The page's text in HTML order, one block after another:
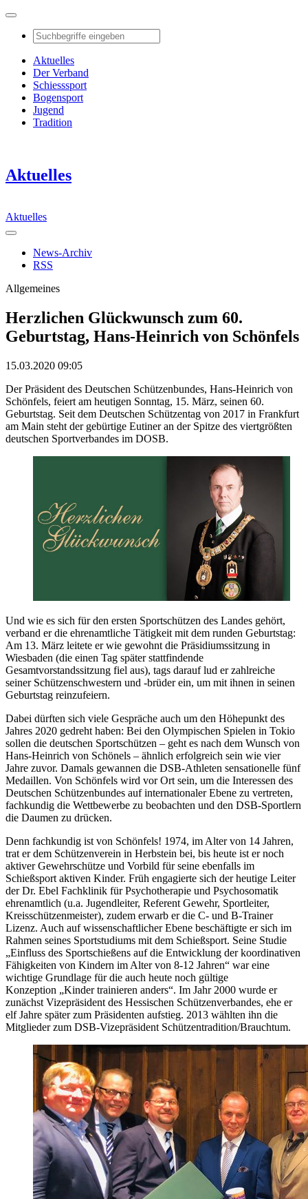
Aktuelles
Der Verband
Schiesssport
Bogensport
Jugend
Tradition
Aktuelles
Aktuelles
News-Archiv
RSS
Allgemeines
Herzlichen Glückwunsch zum 60.
Geburtstag, Hans-Heinrich von Schönfels
15.03.2020 09:05
Der Präsident des Deutschen Schützenbundes, Hans-Heinrich von
Schönfels, feiert am heutigen Sonntag, 15. März, seinen 60.
Geburtstag. Seit dem Deutschen Schützentag von 2017 in Frankfurt
am Main steht der gebürtige Eutiner an der Spitze des viertgrößten
deutschen Sportverbandes im DOSB.
Und wie es sich für den ersten Sportschützen des Landes gehört,
verband er die ehrenamtliche Tätigkeit mit dem runden Geburtstag:
Am 13. März leitete er wie gewohnt die Präsidiumssitzung in
Wiesbaden (die einen Tag später stattfindende
Gesamtvorstandssitzung fiel aus), tags darauf lud er zahlreiche
seiner Schützenschwestern und -brüder ein, um mit ihnen in seinen
Geburtstag reinzufeiern.
Dabei dürften sich viele Gespräche auch um den Höhepunkt des
Jahres 2020 gedreht haben: Bei den Olympischen Spielen in Tokio
sollen die deutschen Sportschützen – geht es nach dem Wunsch von
Hans-Heinrich von Schönels – ähnlich erfolgreich sein wie vier
Jahre zuvor. Damals gewannen die DSB-Athleten sensationelle fünf
Medaillen. Von Schönfels wird vor Ort sein, um die Interessen des
Deutschen Schützenbundes auf internationaler Ebene zu vertreten,
fachkundig die Wettbewerbe zu beobachten und den DSB-Sportlern
die Daumen zu drücken.
Denn fachkundig ist von Schönfels! 1974, im Alter von 14 Jahren,
trat er dem Schützenverein in Herbstein bei, bis heute ist er noch
aktiver Gewehrschütze und Vorbild für seine ebenfalls im
Schießsport aktiven Kinder. Früh engagierte sich der heutige Leiter
der Dr. Ebel Fachklinik für Psychotherapie und Psychosomatik
ehrenamtlich (u.a. Jugendleiter, Referent Gewehr, Sportleiter,
Kreisschützenmeister), zudem erwarb er die C- und B-Trainer
Lizenz. Auch auf wissenschaftlicher Ebene beschäftigte er sich im
Rahmen seines Sportstudiums mit dem Schießsport. Seine Studie
„Einfluss des Sportschießens auf die Entwicklung der koordinativen
Fähigkeiten von Kindern im Alter von 8-12 Jahren“ war eine
wichtige Grundlage für die auch heute noch gültige
Konzeption „Kinder trainieren anders“. Im Jahr 2000 wurde er
zunächst Vizepräsident des Hessischen Schützenverbandes, ehe er
elf Jahre später zum Präsidenten aufstieg. 2013 wählten ihn die
Mitglieder zum DSB-Vizepräsident Schützentradition/Brauchtum.